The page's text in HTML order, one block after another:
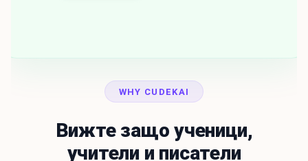
WHY CUDEKAI
Вижте защо ученици,
учители и писатели